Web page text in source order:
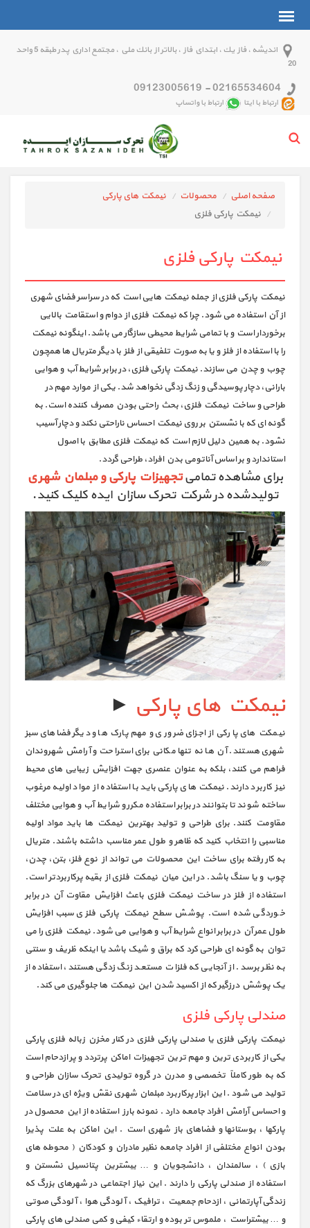
انديشه ، فاز يك ، ابتداي فاز ، بالاتر از بانك ملي ، مجتمع اداري پدر طبقه 5 واحد
20
02165534604
-
09123005619
ارتباط با ایتا ارتباط با واتساپ
صفحه اصلی محصولات
نیمکت های پارکی
نیمکت پارکی فلزی
نیمکت پارکی فلزی
نیمکت پارکی فلزی از جمله نیمکت هایی است که در سراسر فضای شهری
از آن استفاده می شود. چرا که نیمکت فلزی از دوام و استقامت بالایی
برخوردار است و با تمامی شرایط محیطی سازگار می باشد. اینگونه نیمکت
را با استفاده از فلز و یا به صورت تلفیقی از فلز با دیگر متریال ها همچون
چوب و چدن می سازند. نیمکت پارکی فلزی، در برابر شرایط آب و هوایی
بارانی، دچار پوسیدگی و زنگ زدگی نخواهد شد. یکی از موارد مهم در
طراحی و ساخت نیمکت فلزی، بحث راحتی بودن مصرف کننده است. به
گونه ای که با نشستن بر روی نیمکت احساس ناراحتی نکند و دچار آسیب
نشود. به همین دلیل لازم است که نیمکت فلزی مطابق با اصول
استاندارد و بر اساس آناتومی بدن افراد، طراحی گردد.
برای مشاهده تمامیتجهیزات پارکی و مبلمان شهری
تولیدشده در شرکت تحرک سازان ایده کلیک کنید.
نیمکت های پارکی ►
نیمکت های پارکی از اجزای ضروری و مهم پارک ها و دیگر فضاهای سبز
شهری هستند. آن ها نه تنها مکانی برای استراحت و آرامش شهروندان
فراهم می کنند، بلکه به عنوان عنصری جهت افزایش زیبایی های محیط
نیز کاربرد دارند. نیمکت های پارکی باید با استفاده از مواد اولیه مرغوب
ساخته شوند تا بتوانند در برابر استفاده مکرر و شرایط آب و هوایی مختلف
مقاومت کنند. برای طراحی و تولید بهترین نیمکت ها باید مواد اولیه
مناسبی را انتخاب کنید که ظاهر و طول عمر مناسب داشته باشند. متریال
به کار رفته برای ساخت این محصولات می تواند از نوع فلز، بتن، چدن،
چوب و یا سنگ باشد. در این میان نیمکت فلزی از بقیه پرکاربردتر است.
استفاده از فلز در ساخت نیمکت فلزی باعث افزایش مقاوت آن در برابر
خوردگی شده است. پوشش سطح نیمکت پارکی فلزی سبب افزایش
طول عمر آن در برابر انواع شرایط آب و هوایی می شود. نیمکت فلزی را می
توان به گونه ای طراحی کرد که براق و شیک باشد یا اینکه ظریف و سنتی
به نظر برسد. از آنجایی که فلزات مستعد زنگ زدگی هستند، استفاده از
یک پوشش درزگیر که از اکسید شدن این نیمکت ها جلوگیری می کند.
صندلی پارکی فلزی
نیمکت پارکی فلزی یا صندلی پارکی فلزی در کنار مخزن زباله فلزی پارکی
یکی از کاربردی ترین و مهم ترین تجهیزات اماکن پرتردد و پر ازدحام است
که به طور کاملاً تخصصی و مدرن در گروه تولیدی تحرک سازان طراحی و
تولید می شود . این ابزار پرکاربرد مبلمان شهری نقش ویژه ای در سلامت
و احساس آرامش افراد جامعه دارد . نمونه بارز استفاده از این محصول در
پارکها ، بوستانها و فضاهای باز شهری است . این اماکن به علت پذیرا
بودن انواع مختلفی از افراد جامعه نظیر مادران و کودکان ( محوطه های
بازی ) ، سالمندان ، دانشجویان و … بیشترین پتانسیل نشستن و
استفاده از صندلی پارکی را دارند . این نیاز اجتماعی در شهرهای بزرگ که
زندگی آپارتمانی ، ازدحام جمعیت ، ترافیک ، آلودگی هوا ، آلودگی صوتی
و … بیشتراست ، ملموس تر بوده و ارتقاء کیفی و کمی صندلی های پارکی